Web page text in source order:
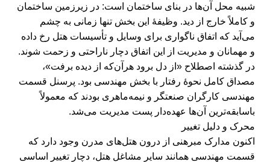
شبیه محل آن‌ها در بنای ساختمان است: در زیرزمین ساختمان
و کاملاً خارج از دید. وظیفۀ این بخش تنها زمانی به چشم
می‌آید که اتفاق ناگواری برای وسایل و تأسیسات هتل رخ داده
و مهمانان و مدیریت از این اتفاق دچار ناراحتی و زحمت شوند.
در گذشته اصطلاح «از دل برود هرآن‌که از دیده برفت»،
مصداق کامل نحوۀ رفتار با بخش مهندسی بود. پرسنل قسمت
مهندسی کارگران صنعتگر و نیمه‌ماهری بودند که معمولاً
باسابقه‌ترین آن‌ها عهده‌دار پست مدیریت می‌شد.
محرک و دلیل تغییر
اکنون مدارک مبرهنی از درون هتل‌های مدرن وجود دارد که
قسمت مهندسی همانند سایر مشاغل هتل، دچار تغییر اساسی